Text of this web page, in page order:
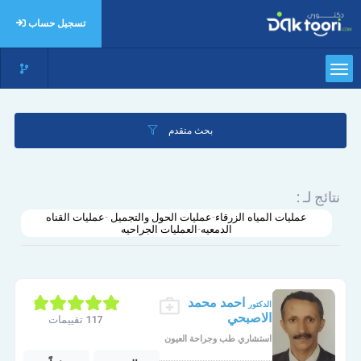
تسجيل حساب
بحث متقدم
نتائج لـ :
عمليات المياه الزرقاء-عمليات الحول والتجميل -عمليات القناه
الدمعيه-العمليات الجراحيه
الدكتور
احمد محمد
الاصبحي
استشاري طب وجراحة العيون
117 تقييمات